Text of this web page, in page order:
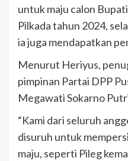
untuk maju calon
Pilkada tahun 2024,
ia juga mendapatkan
Menurut Heriyus,
pimpinan Partai DPP
Megawati Sokarno
“Kami dari seluruh
disuruh untuk
maju, seperti Pileg